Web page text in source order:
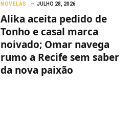
NOVELAS JULHO 28, 2026
Alika aceita pedido de
Tonho e casal marca
noivado; Omar navega
rumo a Recife sem saber
da nova paixão